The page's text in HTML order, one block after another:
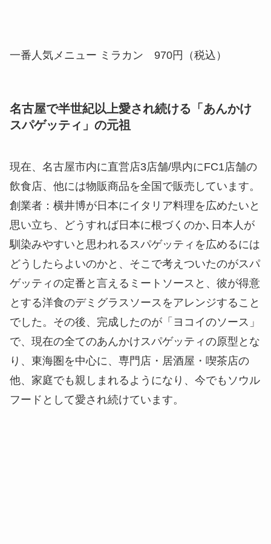
一番人気メニュー ミラカン 970円（税込）
名古屋で半世紀以上愛され続ける「あんかけ
スパゲッティ」の元祖
現在、名古屋市内に直営店3店舗/県内にFC1店舗の
飲食店、他には物販商品を全国で販売しています。
創業者：横井博が日本にイタリア料理を広めたいと
思い立ち、どうすれば日本に根づくのか､日本人が
馴染みやすいと思われるスパゲッティを広めるには
どうしたらよいのかと、そこで考えついたのがスパ
ゲッティの定番と言えるミートソースと、彼が得意
とする洋食のデミグラスソースをアレンジすること
でした。その後、完成したのが「ヨコイのソース」
で、現在の全てのあんかけスパゲッティの原型とな
り、東海圏を中心に、専門店・居酒屋・喫茶店の
他、家庭でも親しまれるようになり、今でもソウル
フードとして愛され続けています。